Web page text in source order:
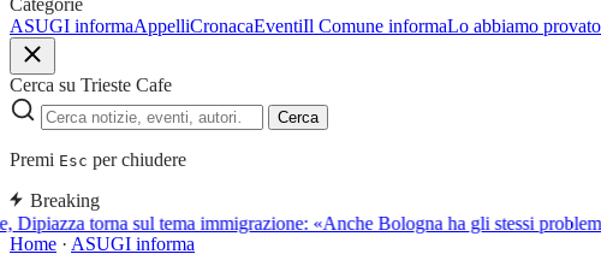
Categorie
ASUGI informaAppelliCronacaEventiIl Comune informaLo abbiamo
Cerca su Trieste Cafe
Cerca
Premi Esc per chiudere
Breaking
Dipiazza torna sul tema immigrazione: «Anche Bologna ha gli stessi
Home · ASUGI informa